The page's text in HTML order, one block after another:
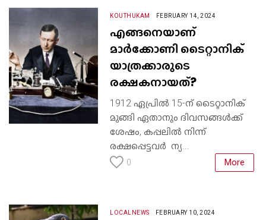
KOUTHUKAM FEBRUARY 14, 2024
എങ്ങനെയാണ്
മാർക്കോണി ടൈറ്റാനിക്
യാത്രക്കാരുടെ
രക്ഷകനായത്?
1912 ഏപ്രിൽ 15-ന് ടൈറ്റാനിക്
മുങ്ങി ഏതാനും ദിവസങ്ങൾക്ക്
ശേഷം, കപ്പലിൽ നിന്ന്
രക്ഷപ്പെട്ടവർ ന്യ...
0 More
LOCALNEWS FEBRUARY 10, 2024